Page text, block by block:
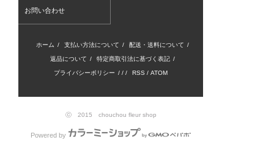
お問い合わせ
ホーム / 支払い方法について / 配送・送料について /
返品について / 特定商取引法に基づく表記 /
プライバシーポリシー / / / RSS / ATOM
ⓒ 2015 chouchou fleur shop
Powered by